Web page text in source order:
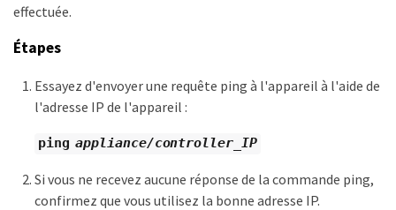
effectuée.
Étapes
Essayez d'envoyer une requête ping à l'appareil à l'aide de
l'adresse IP de l'appareil :
pingappliance/controller_IP
Si vous ne recevez aucune réponse de la commande ping,
confirmez que vous utilisez la bonne adresse IP.